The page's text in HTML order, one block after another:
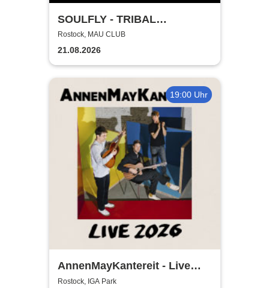
SOULFLY - TRIBAL
TECHNOLOGY TOUR 2026
Rostock, MAU CLUB
21.08.2026
19:00 Uhr
AnnenMayKantereit - Live
2026
Rostock, IGA Park